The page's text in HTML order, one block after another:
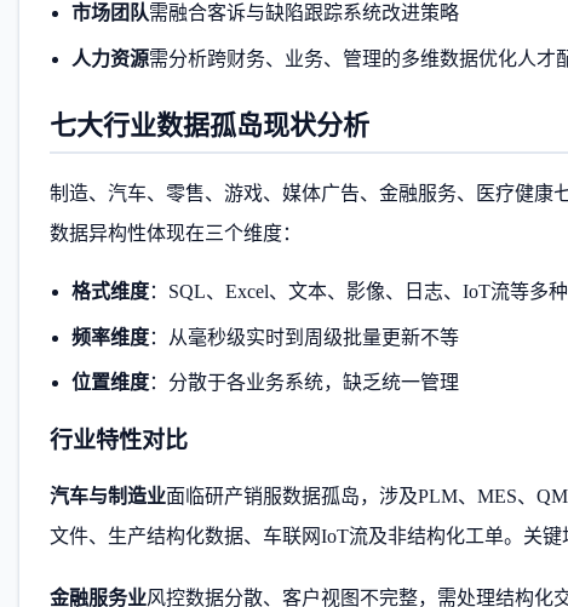
市场团队需融合客诉与缺陷跟踪系统改进策略
人力资源需分析跨财务、业务、管理的多维数据优化人才
七大行业数据孤岛现状分析
制造、汽车、零售、游戏、媒体广告、金融服务、医疗健康
数据异构性体现在三个维度：
格式维度：SQL、Excel、文本、影像、日志、IoT流等多
频率维度：从毫秒级实时到周级批量更新不等
位置维度：分散于各业务系统，缺乏统一管理
行业特性对比
汽车与制造业面临研产销服数据孤岛，涉及PLM、MES、
文件、生产结构化数据、车联网IoT流及非结构化工单。关
金融服务业风控数据分散、客户视图不完整，需处理结构化